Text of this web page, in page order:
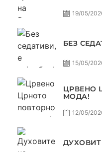
19/05/
БЕЗ
15/05/
ЦРВЕНО
МОДА!
12/05/